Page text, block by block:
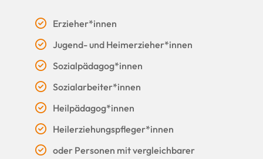
Erzieher*innen
Jugend- und Heimerzieher*innen
Sozialpädagog*innen
Sozialarbeiter*innen
Heilpädagog*innen
Heilerziehungspfleger*innen
oder Personen mit vergleichbarer